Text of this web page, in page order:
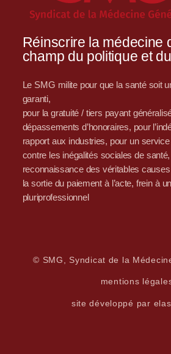
Réinscrire la médecine
champ du politique et
Le SMG milite pour que la santé soit
garanti,
pour la gratuité / tiers payant
dépassements d’honoraires, pour
rapport aux industries, pour un
contre les inégalités sociales de
reconnaissance des véritables
la sortie du paiement à l’acte, frein à
pluriprofessionnel
© SMG, Syndicat de la
mentions
site développé par